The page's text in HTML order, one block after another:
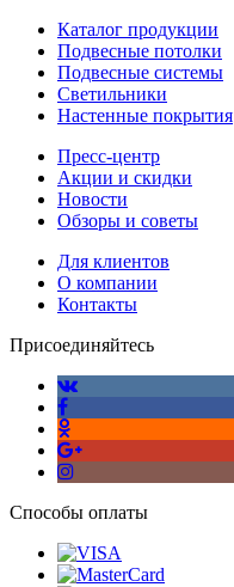
Каталог продукции
Подвесные потолки
Подвесные системы
Светильники
Настенные покрытия
Пресс-центр
Акции и скидки
Новости
Обзоры и советы
Для клиентов
О компании
Контакты
Присоединяйтесь
Способы оплаты